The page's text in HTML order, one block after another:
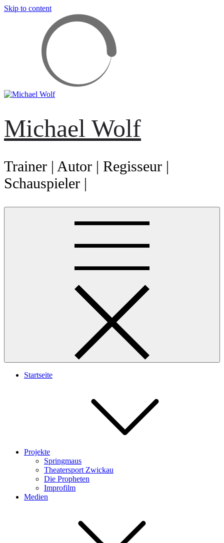
Skip to content
Michael Wolf
Trainer | Autor | Regisseur |
Schauspieler |
Startseite
Projekte
Springmaus
Theatersport Zwickau
Die Propheten
Improfilm
Medien